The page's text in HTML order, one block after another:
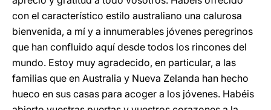
con el característico estilo australiano una calurosa
bienvenida, a mí y a innumerables jóvenes peregrinos
que han confluido aquí desde todos los rincones del
mundo. Estoy muy agradecido, en particular, a las
familias que en Australia y Nueva Zelanda han hecho
hueco en sus casas para acoger a los jóvenes. Habéis